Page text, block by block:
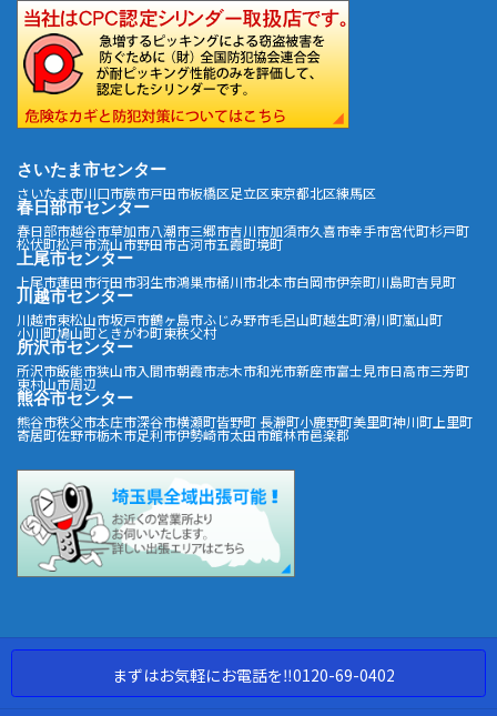
さいたま市センター
さいたま市川口市蕨市戸田市板橋区足立区東京都北区練馬区
春日部市センター
春日部市越谷市草加市八潮市三郷市吉川市加須市久喜市幸手市宮代町杉戸町
松伏町松戸市流山市野田市古河市五霞町境町
上尾市センター
上尾市蓮田市行田市羽生市鴻巣市桶川市北本市白岡市伊奈町川島町吉見町
川越市センター
川越市東松山市坂戸市鶴ヶ島市ふじみ野市毛呂山町越生町滑川町嵐山町
小川町鳩山町ときがわ町東秩父村
所沢市センター
所沢市飯能市狭山市入間市朝霞市志木市和光市新座市富士見市日高市三芳町
東村山市周辺
熊谷市センター
熊谷市秩父市本庄市深谷市横瀬町皆野町 長瀞町小鹿野町美里町神川町 上里町
寄居町佐野市栃木市足利市伊勢崎市太田市館林市邑楽郡
Copyright ©アートロックサービス All Rights Reserved.
まずはお気軽にお電話を‼︎0120-69-0402